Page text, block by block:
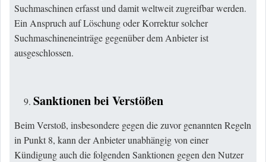
Suchmaschinen erfasst und damit weltweit zugreifbar werden.
Ein Anspruch auf Löschung oder Korrektur solcher
Suchmaschineneinträge gegenüber dem Anbieter ist
ausgeschlossen.
Sanktionen bei Verstößen
Beim Verstoß, insbesondere gegen die zuvor genannten Regeln
in Punkt 8, kann der Anbieter unabhängig von einer
Kündigung auch die folgenden Sanktionen gegen den Nutzer